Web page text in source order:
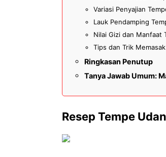
Variasi Penyajian
Lauk Pendamping
Nilai Gizi dan Manfaat
Tips dan Trik
Ringkasan Penutup
Tanya Jawab Umum:
Resep Tempe